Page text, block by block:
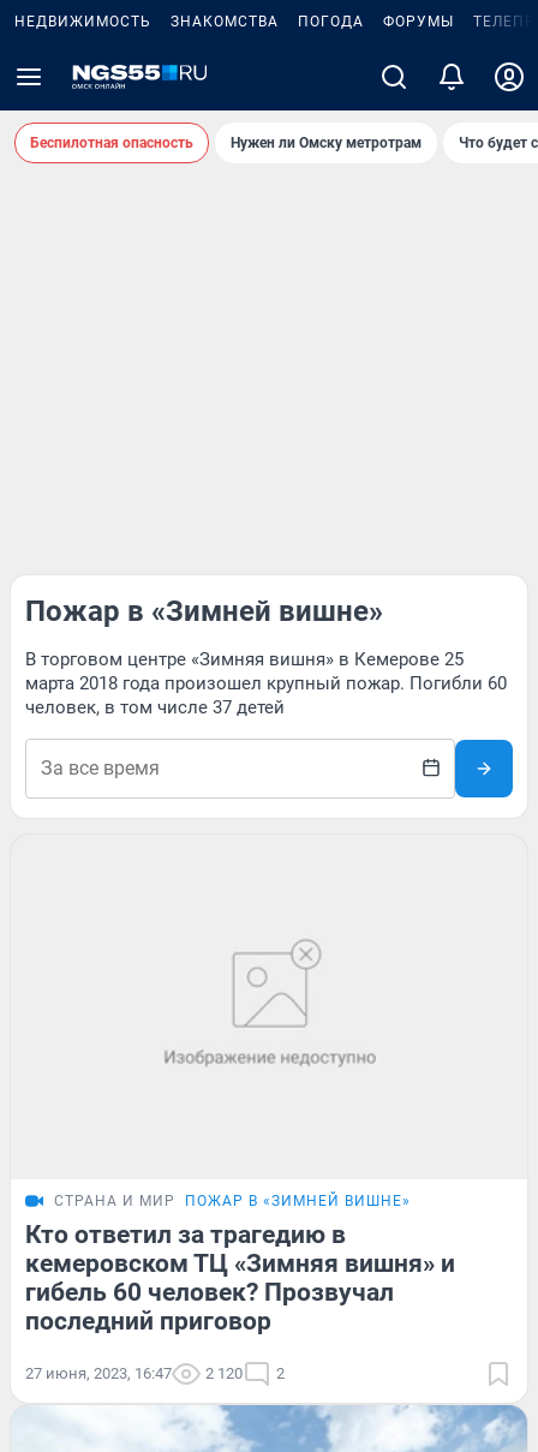
НЕДВИЖИМОСТЬ ЗНАКОМСТВА ПОГОДА ФОРУМЫ
Беспилотная опасность Нужен ли Омску метротрам Что будет
Пожар в «Зимней вишне»
В торговом центре «Зимняя вишня» в Кемерове 25
марта 2018 года произошел крупный пожар. Погибли 60
человек, в том числе 37 детей
СТРАНА И МИР ПОЖАР В «ЗИМНЕЙ ВИШНЕ»
Кто ответил за трагедию в
кемеровском ТЦ «Зимняя вишня» и
гибель 60 человек? Прозвучал
последний приговор
27 июня, 2023, 16:47 2 120 2